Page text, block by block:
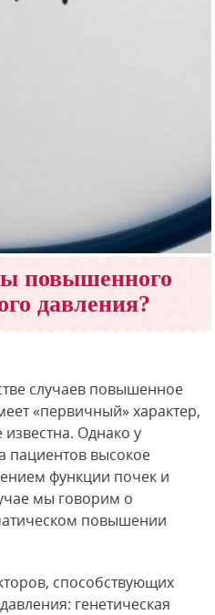
повышенного
давления?
случаев повышенное
«первичный» характер,
Однако у
пациентов высокое
функции почек и
мы говорим о
повышении
способствующих
генетическая